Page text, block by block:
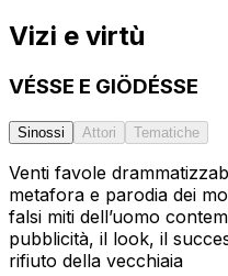
Vizi e virtù
VÉSSE E GIÖDÉSSE
Sinossi Attori Tematiche
Venti favole
metafora e parodia dei
falsi miti dell’uomo
pubblicità, il look, il
rifiuto della vecchiaia